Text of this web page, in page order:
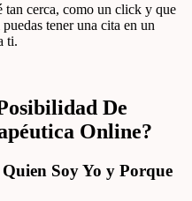
tan cerca, como un click y que
tener una cita en un
ti.
De
Online?
Soy Yo y Porque